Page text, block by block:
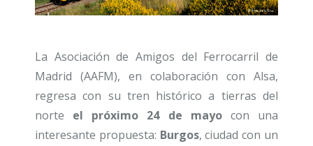
La Asociación de Amigos del Ferrocarril de
Madrid (AAFM), en colaboración con Alsa,
regresa con su tren histórico a tierras del
norte el próximo 24 de mayocon una
interesante propuesta: Burgos, ciudad con un